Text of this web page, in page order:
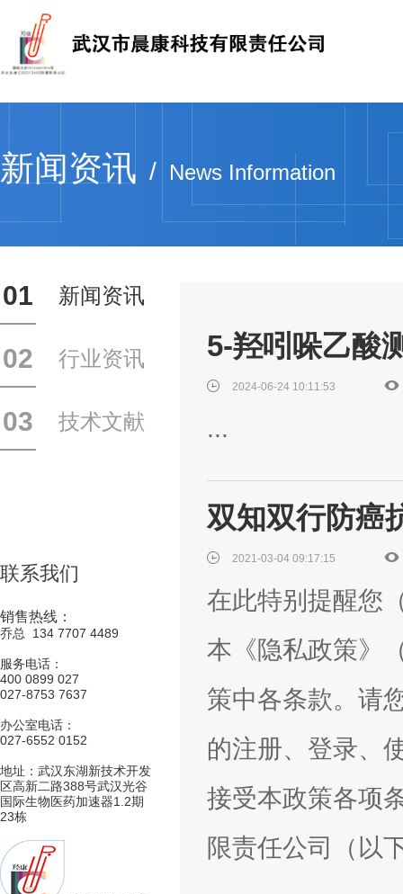
新闻资讯 / News Information
01 新闻资讯
02 行业资讯
03 技术文献
联系我们
销售热线：
乔总 134 7707 4489
服务电话：
400 0899 027
027-8753 7637
办公室电话：
027-6552 0152
地址：武汉东湖新技术开发
区高新二路388号武汉光谷
国际生物医药加速器1.2期
23栋
5-羟吲哚乙酸
2024-06-24 10:11:53
...
双知双行防癌
2021-03-04 09:17:15
在此特别提醒您
本《隐私政策》
策中各条款。请
的注册、登录、
接受本政策各项
限责任公司（以